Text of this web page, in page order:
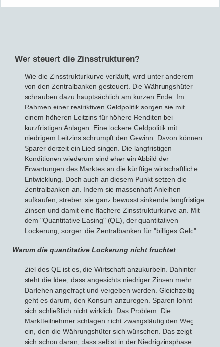
Wer steuert die Zinsstrukturen?
Wie die Zinsstrukturkurve verläuft, wird unter anderem
von den Zentralbanken gesteuert. Die Währungshüter
schrauben dazu hauptsächlich am kurzen Ende. Im
Rahmen einer restriktiven Geldpolitik sorgen sie mit
einem höheren Leitzins für höhere Renditen bei
kurzfristigen Anlagen. Eine lockere Geldpolitik mit
niedrigem Leitzins schrumpft den Gewinn. Davon können
Sparer derzeit ein Lied singen. Die langfristigen
Konditionen wiederum sind eher ein Abbild der
Erwartungen des Marktes an die künftige wirtschaftliche
Entwicklung. Doch auch an diesem Punkt setzen die
Zentralbanken an. Indem sie massenhaft Anleihen
aufkaufen, streben sie ganz bewusst sinkende langfristige
Zinsen und damit eine flachere Zinsstrukturkurve an. Mit
dem "Quantitative Easing" (QE), der quantitativen
Lockerung, sorgen die Zentralbanken für "billiges Geld".
Warum die quantitative Lockerung nicht fruchtet
Ziel des QE ist es, die Wirtschaft anzukurbeln. Dahinter
steht die Idee, dass angesichts niedriger Zinsen mehr
Darlehen angefragt und vergeben werden. Gleichzeitig
geht es darum, den Konsum anzuregen. Sparen lohnt
sich schließlich nicht wirklich. Das Problem: Die
Marktteilnehmer schlagen nicht zwangsläufig den Weg
ein, den die Währungshüter sich wünschen. Das zeigt
sich schon daran, dass selbst in der Niedrigzinsphase